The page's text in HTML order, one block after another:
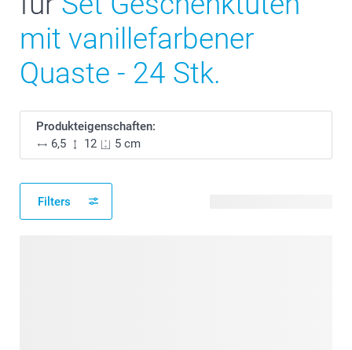
mit vanillefarbener
Quaste - 24 Stk.
Produkteigenschaften:
6,5
12 5 cm
Filters